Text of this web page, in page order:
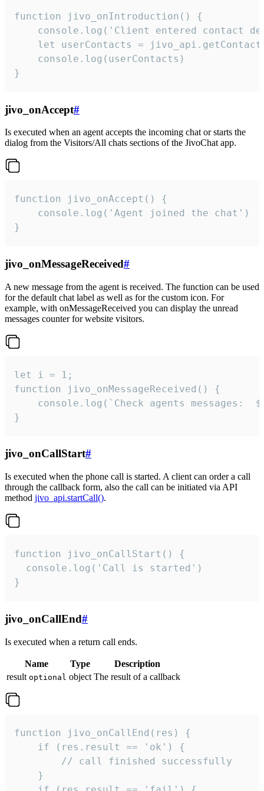
function jivo_onIntroduction() {
console.log('Client entered contact
let userContacts =
    console.log(userContacts)
}
jivo_onAccept#
Is executed when an agent accepts the incoming chat or starts the
dialog from the Visitors/All chats sections of the JivoChat app.
function jivo_onAccept() {
}
jivo_onMessageReceived#
A new message from the agent is received. The function can be used
for the default chat label as well as for the custom icon. For
example, with onMessageReceived you can display the unread
messages counter for website visitors.
let i = 1;
function jivo_onMessageReceived() {
}
jivo_onCallStart#
Is executed when the phone call is started. A client can order a call
through the callback form, also the call can be initiated via API
method jivo_api.startCall().
function jivo_onCallStart() {
  console.log('Call is started')
}
jivo_onCallEnd#
Is executed when a return call ends.
Name Type
Description
result optional object The result of a callback
function jivo_onCallEnd(res) {
    if (res.result == 'ok') {
        // call finished successfully
    }